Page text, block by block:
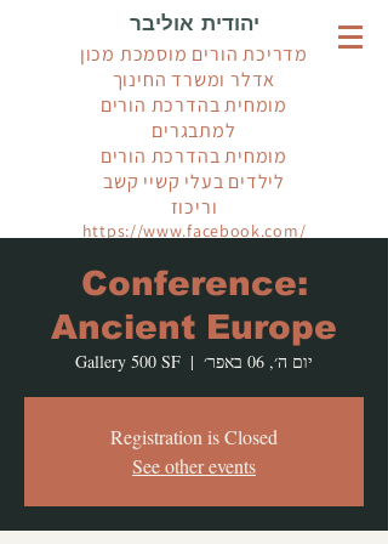
מדריכת הורים מוסמכת מכון
אדלר ומשרד החינוך
מומחית בהדרכת הורים
למתבגרים
מומחית בהדרכת הורים
לילדים בעלי קשיי קשב
וריכוז
https://www.facebook.com/
יהודית אוליבר
Conference:
Ancient Europe
יום ה׳, 06 באפר׳
  |
Gallery 500 SF
Registration is Closed
See other events